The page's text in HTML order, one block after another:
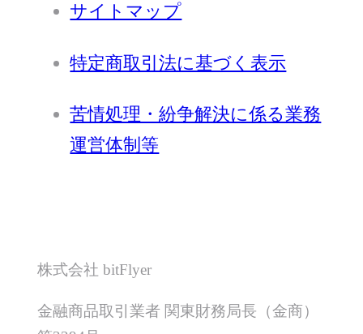
サイトマップ
特定商取引法に基づく表示
苦情処理・紛争解決に係る業務
運営体制等
株式会社 bitFlyer
金融商品取引業者 関東財務局長（金商）